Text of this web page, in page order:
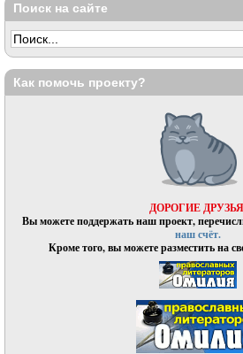
Поиск на сайте
Как помочь проекту?
ДОРОГИЕ
Вы можете поддержать наш проект,
наш счёт.
Кроме того, вы можете разместить на